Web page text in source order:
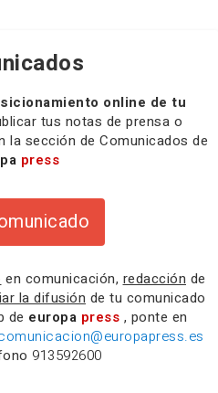
online de tu
tus notas de prensa o
la sección de Comunicados de
press
en comunicación, redacción de
la difusión de tu comunicado
de europa press , ponte en
913592600